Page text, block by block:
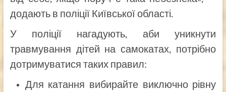
додають в поліції Київської області.
У поліції нагадують, аби уникнути
травмування дітей на самокатах, потрібно
дотримуватися таких правил:
Для катання вибирайте виключно рівну